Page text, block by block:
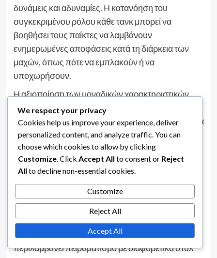
δυνάμεις και αδυναμίες. Η κατανόηση του
συγκεκριμένου ρόλου κάθε τανκ μπορεί να
βοηθήσει τους παίκτες να λαμβάνουν
ενημερωμένες αποφάσεις κατά τη διάρκεια των
μαχών, όπως πότε να εμπλακούν ή να
υποχωρήσουν.
Η αξιοποίηση των μοναδικών χαρακτηριστικών
των αποκλειστικών οχημάτων μπορεί να παρέχει
τακτικό πλεονέκτημα. Για παράδειγμα, οι παίκτες θα
πρέπει να εκμεταλλευτούν οποιεσδήποτε ειδικές
ικανότητες ή εξοπλισμό που συνοδεύουν αυτά τα
τανκς για να ξεπεράσουν τους αντιπάλους ή να
εξασφαλίσουν κρίσιμους στόχους.
Τέλος, οι παίκτες θα πρέπει να εξασκηθούν στη
χρήση αυτών των οχημάτων σε διάφορα σενάρια
για να αναπτύξουν στρατηγικές που
εκμεταλλεύονται τις δυνάμεις τους. Αυτό μπορεί να
περιλαμβάνει πειραματισμό με διαφορετικά στυλ
We respect your privacy
Cookies help us improve your experience, deliver
personalized content, and analyze traffic. You can
choose which cookies to allow by clicking
Customize . Click Accept All to consent or Reject
All to decline non-essential cookies.
Customize
Reject All
Accept All